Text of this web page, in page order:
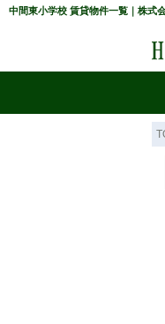
中間東小学校 賃貸物件一覧｜株式